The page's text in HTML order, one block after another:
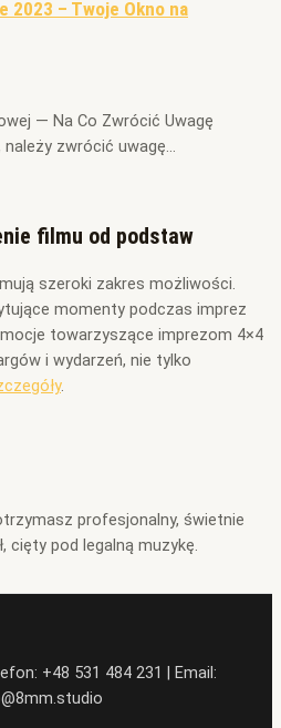
2023 – Twoje Okno na
— Na Co Zwrócić Uwagę
zwrócić uwagę…
filmu od podstaw
szeroki zakres możliwości.
momenty podczas imprez
towarzyszące imprezom 4×4
i wydarzeń, nie tylko
.
profesjonalny, świetnie
cięty pod legalną muzykę.
+48 531 484 231 | Email: